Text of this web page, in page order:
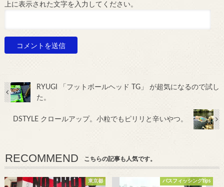
上に表示された文字を入力してください。
RYUGI 「フットボールヘッド TG」 が超気になるので試し
た。
DSTYLE クロールアップ。小粒でもピリリと辛いやつ。
RECOMMEND こちらの記事も人気です。
東京都 バスフィッシングtips